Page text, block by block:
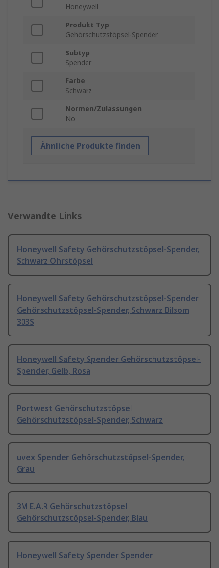
Honeywell
Produkt Typ
Gehörschutzstöpsel-Spender
Subtyp
Spender
Farbe
Schwarz
Normen/Zulassungen
No
Ähnliche Produkte finden
Verwandte Links
Honeywell Safety Gehörschutzstöpsel-Spender,
Schwarz Ohrstöpsel
Honeywell Safety Gehörschutzstöpsel-Spender
Gehörschutzstöpsel-Spender, Schwarz Bilsom
303S
Honeywell Safety Spender Gehörschutzstöpsel-
Spender, Gelb, Rosa
Portwest Gehörschutzstöpsel
Gehörschutzstöpsel-Spender, Schwarz
uvex Spender Gehörschutzstöpsel-Spender,
Grau
3M E.A.R Gehörschutzstöpsel
Gehörschutzstöpsel-Spender, Blau
Honeywell Safety Spender Spender